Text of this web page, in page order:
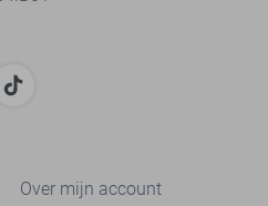
Over mijn account